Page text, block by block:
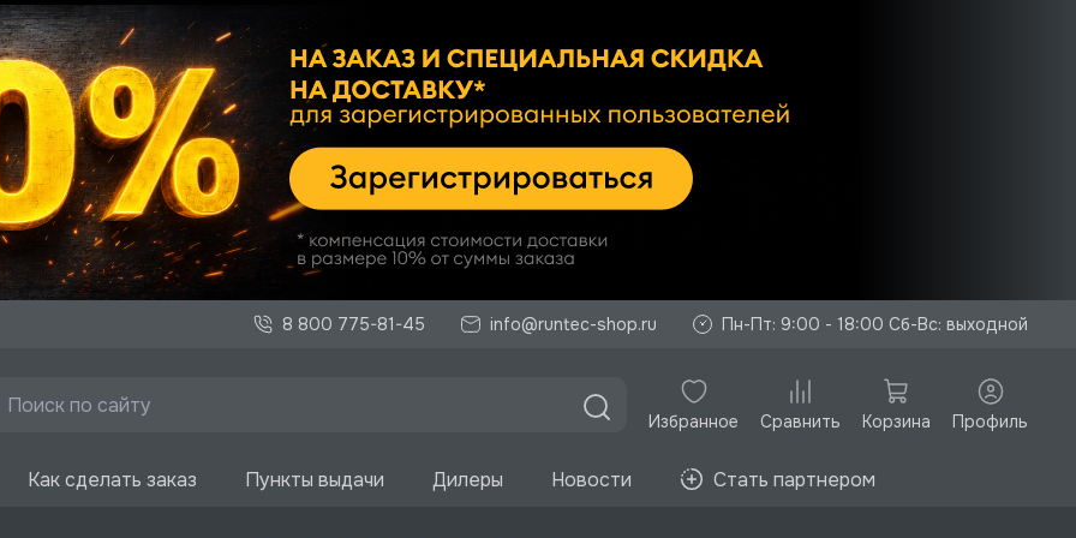
8 800 775-81-45 info@runtec-shop.ru Пн-Пт: 9:00 - 18:00 Сб-Вс: выходной
Избранное Сравнить Корзина Профиль
Как сделать заказ Пункты выдачи Дилеры Новости Стать партнером